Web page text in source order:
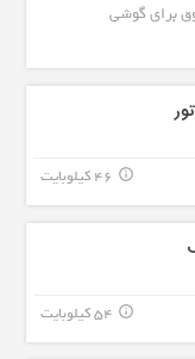
برای گوشی
46 کیلوبایت info_outline
54 کیلوبایت info_outline